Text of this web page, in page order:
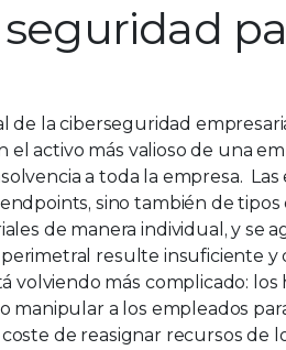
de la ciberseguridad
activo más valioso de una
a toda la empresa.
sino también de tipos
de manera individual, y se
resulte insuficiente y
volviendo más complicado:
manipular a los empleados
de reasignar recursos de